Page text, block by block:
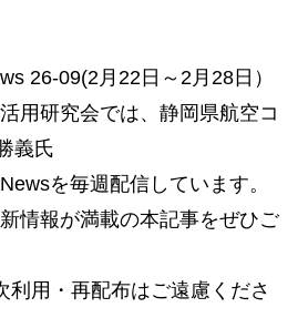
26-09(2月22日～2月28日）
用研究会では、静岡県航空コ
義氏
を毎週配信しています。
情報が満載の本記事をぜひご
用・再配布はご遠慮くださ